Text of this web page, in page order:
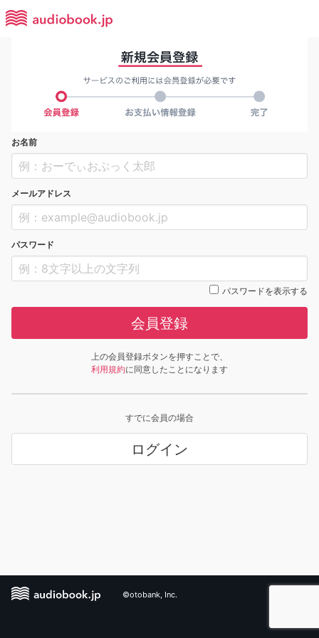
お名前
メールアドレス
パスワード
パスワードを表示する
会員登録
上の会員登録ボタンを押すことで、
利用規約に同意したことになります
すでに会員の場合
ログイン
©otobank, Inc.